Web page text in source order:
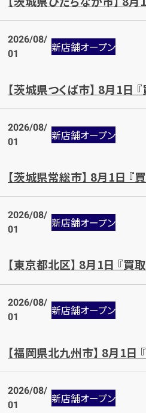
2026/08/
01
新店舗オープン
2026/08/
01
新店舗オープン
2026/08/
01
新店舗オープン
2026/08/
01
新店舗オープン
2026/08/
01
新店舗オープン